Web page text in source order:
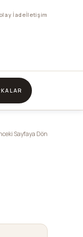
İadeİletişim
Sayfaya Dön